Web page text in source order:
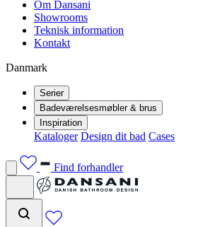
Om Dansani
Showrooms
Teknisk information
Kontakt
Danmark
Serier
Badeværelsesmøbler & brus
Inspiration
Kataloger Design dit bad Cases
Find forhandler